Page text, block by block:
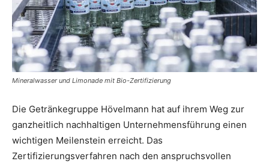
Mineralwasser und Limonade mit Bio-Zertifizierung
Die Getränkegruppe Hövelmann hat auf ihrem Weg zur
ganzheitlich nachhaltigen Unternehmensführung einen
wichtigen Meilenstein erreicht. Das
Zertifizierungsverfahren nach den anspruchsvollen